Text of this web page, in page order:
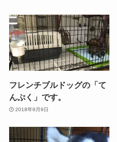
フレンチブルドッグの「て
んぷく」です。
2018年9月9日